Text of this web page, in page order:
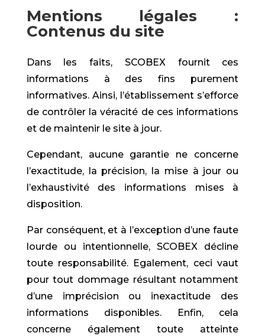
Mentions légales :
Contenus du site
Dans les faits, SCOBEX fournit ces
informations à des fins purement
informatives. Ainsi, l’établissement s’efforce
de contrôler la véracité de ces informations
et de maintenir le site à jour.
Cependant, aucune garantie ne concerne
l’exactitude, la précision, la mise à jour ou
l’exhaustivité des informations mises à
disposition.
Par conséquent, et à l’exception d’une faute
lourde ou intentionnelle, SCOBEX décline
toute responsabilité. Egalement, ceci vaut
pour tout dommage résultant notamment
d’une imprécision ou inexactitude des
informations disponibles. Enfin, cela
concerne également toute atteinte